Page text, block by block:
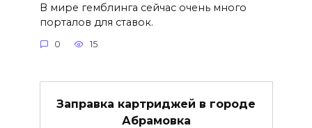
В мире гемблинга сейчас очень много
порталов для ставок.
0 15
Заправка картриджей в городе
Абрамовка